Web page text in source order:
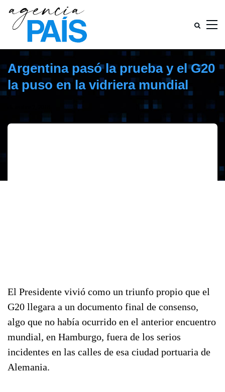
Argentina pasó la prueba y el G20
la puso en la vidriera mundial
El Presidente vivió como un triunfo propio que el
G20 llegara a un documento final de consenso,
algo que no había ocurrido en el anterior encuentro
mundial, en Hamburgo, fuera de los serios
incidentes en las calles de esa ciudad portuaria de
Alemania.